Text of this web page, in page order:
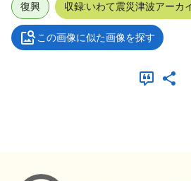
復興 収録:いわて震災津波アーカ
この画像に似た画像を探す